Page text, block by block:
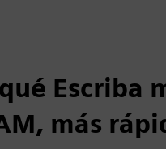
Escriba
más